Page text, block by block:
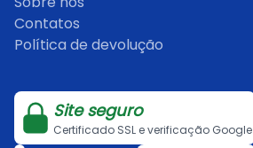
Contatos
Política de devolução
Site seguro
Certificado SSL e verificação Google